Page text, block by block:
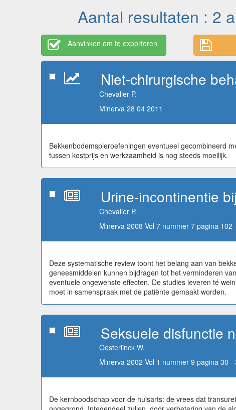
Aantal resultaten : 2
Aanvinken om te exporteren
Niet-chirurgische
Chevalier P.
Minerva 28 04 2011
Bekkenbodemspieroefeningen eventueel gecombineerd
tussen kostprijs en werkzaamheid is nog steeds moeilijk.
Urine-incontinentie
Chevalier P.
Minerva 2008 Vol 7 nummer 7 pagina 102
Deze systematische review toont het belang aan van
geneesmiddelen kunnen bijdragen tot het verminderen
eventuele ongewenste effecten. De studies leveren té
moet in samenspraak met de patiënte gemaakt worden.
Seksuele disfunctie
Oosterlinck W.
Minerva 2002 Vol 1 nummer 9 pagina 30 -
De kernboodschap voor de huisarts: de vrees dat